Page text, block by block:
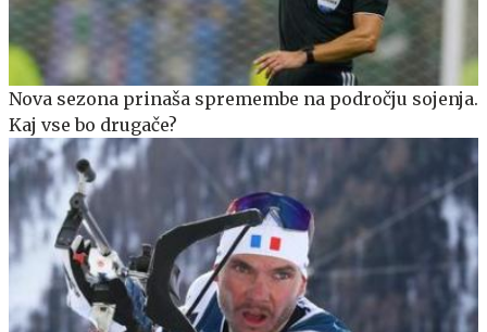
Nova sezona prinaša spremembe na področju sojenja.
Kaj vse bo drugače?